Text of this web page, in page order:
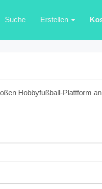
Suche Erstellen
Hobbyfußball-Plattform